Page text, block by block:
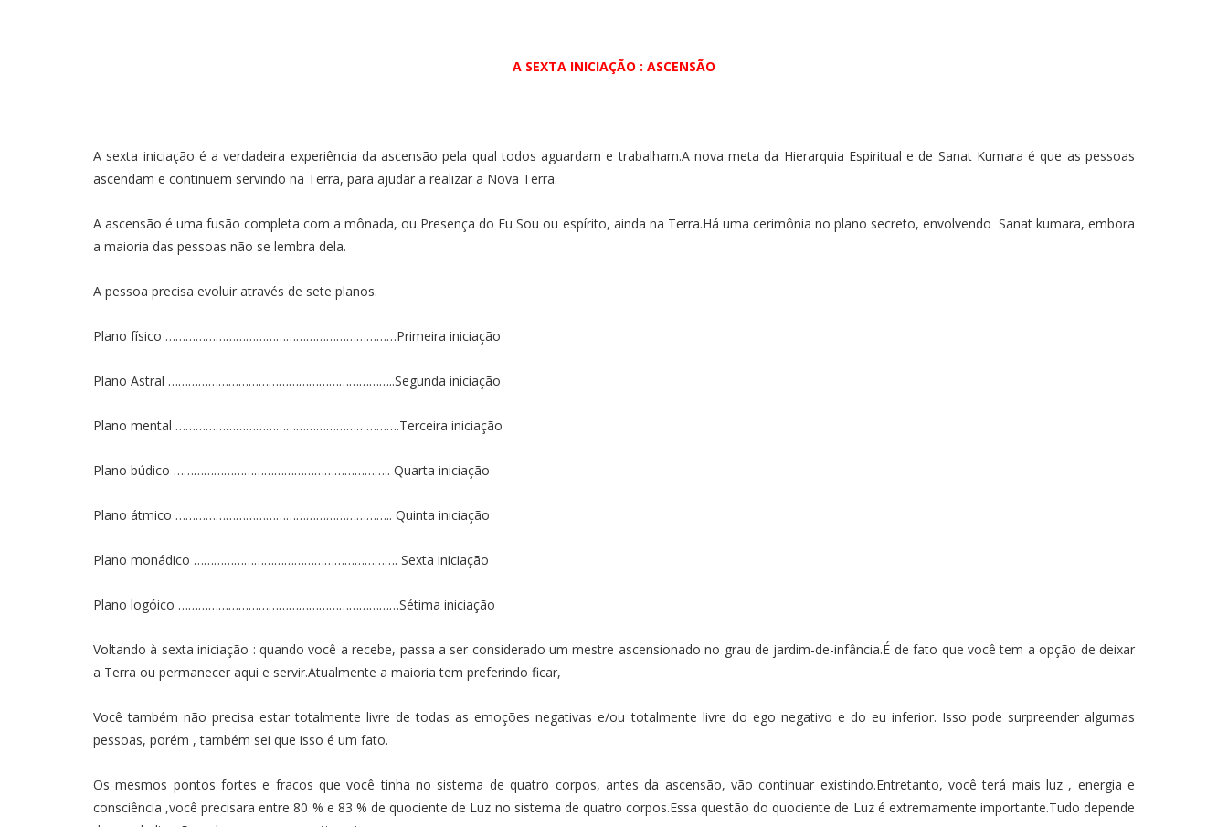
A SEXTA INICIAÇÃO : ASCENSÃO
A sexta iniciação é a verdadeira experiência da ascensão pela qual todos aguardam e trabalham.A nova meta da Hierarquia Espiritual e de Sanat Kumara é que as pessoas
ascendam e continuem servindo na Terra, para ajudar a realizar a Nova Terra.
A ascensão é uma fusão completa com a mônada, ou Presença do Eu Sou ou espírito, ainda na Terra.Há uma cerimônia no plano secreto, envolvendo Sanat kumara, embora
a maioria das pessoas não se lembra dela.
A pessoa precisa evoluir através de sete planos.
Plano físico ……………………………………………………………Primeira iniciação
Plano Astral …………………………………………………………..Segunda iniciação
Plano mental ………………………………………………………….Terceira iniciação
Plano búdico ……………………………………………………….. Quarta iniciação
Plano átmico ……………………………………………………….. Quinta iniciação
Plano monádico ……………………………………………………. Sexta iniciação
Plano logóico …………………………………………………………Sétima iniciação
Voltando à sexta iniciação : quando você a recebe, passa a ser considerado um mestre ascensionado no grau de jardim-de-infância.É de fato que você tem a opção de deixar
a Terra ou permanecer aqui e servir.Atualmente a maioria tem preferindo ficar,
Você também não precisa estar totalmente livre de todas as emoções negativas e/ou totalmente livre do ego negativo e do eu inferior. Isso pode surpreender algumas
pessoas, porém , também sei que isso é um fato.
Os mesmos pontos fortes e fracos que você tinha no sistema de quatro corpos, antes da ascensão, vão continuar existindo.Entretanto, você terá mais luz , energia e
consciência ,você precisara entre 80 % e 83 % de quociente de Luz no sistema de quatro corpos.Essa questão do quociente de Luz é extremamente importante.Tudo depende